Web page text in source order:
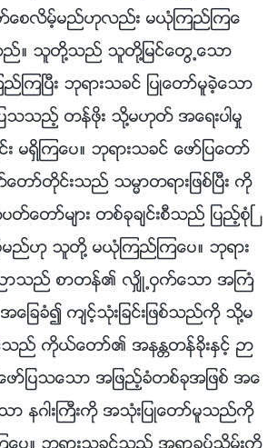
က္ေစလိမ့္မည္ဟုလည္း မယုံၾကည္ၾကေ
ည္။ သူတို႔သည္ သူတို႔ျမင္ေတြ႕ေသာ
ကၿပီး ဘုရားသခင္ ျပဳေတာ္မူခဲ့ေသာ
သသည့္ တန္ဖိုး သို႔မဟုတ္ အေရးပါမႈ
မရွိၾကေပ။ ဘုရားသခင္ ေဖာ္ျပေတာ္
တာ္တိုင္းသည္ သမၼာတရားျဖစ္ၿပီး ကို
ေတာ္မ်ား တစ္ခုခ်င္းစီသည္ ျပည့္စုံၿ
မ့္မည္ဟု သူတို႔ မယုံၾကည္ၾကေပ။ ဘုရား
သည္ စာတန္၏ လွ်ိဳ႕ဝွက္ေသာ အႀကံ
ေျခခံ၍ က်င့္သုံးျခင္းျဖစ္သည္ကို သို႔မ
ည္ ကိုယ္ေတာ္၏ အနႏၲတန္ခိုးႏွင့္ ဉာ
ျပသေသာ အျဖည့္ခံတစ္ခုအျဖစ္ အေ
ာ နဂါးႀကီးကို အသုံးျပဳေတာ္မူသည္ကို